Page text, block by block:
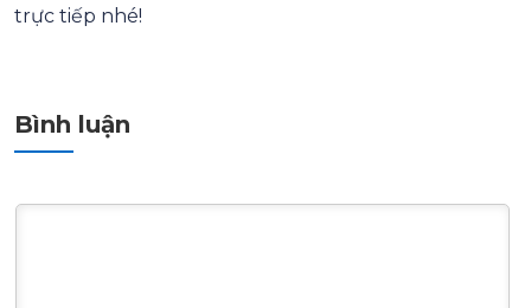
trực tiếp nhé!
Bình luận